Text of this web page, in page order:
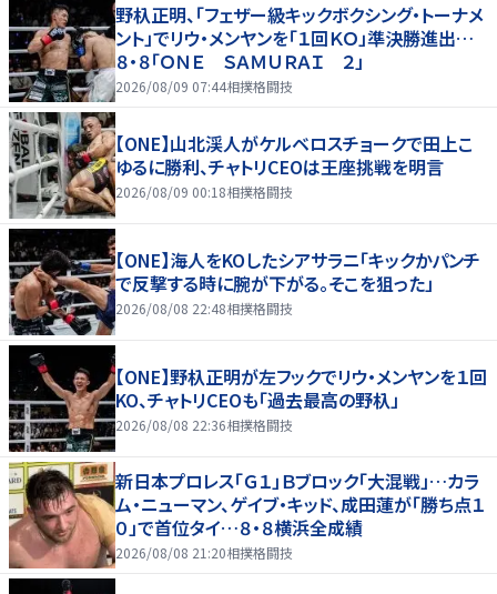
野杁正明、「フェザー級キックボクシング・トーナメ
ント」でリウ・メンヤンを「１回ＫＯ」準決勝進出…
８・８「ＯＮＥ ＳＡＭＵＲＡＩ ２」
2026/08/09 07:44相撲格闘技
【ONE】山北渓人がケルベロスチョークで田上こ
ゆるに勝利、チャトリCEOは王座挑戦を明言
2026/08/09 00:18相撲格闘技
【ONE】海人をKOしたシアサラニ「キックかパンチ
で反撃する時に腕が下がる。そこを狙った」
2026/08/08 22:48相撲格闘技
【ONE】野杁正明が左フックでリウ・メンヤンを１回
KO、チャトリCEOも「過去最高の野杁」
2026/08/08 22:36相撲格闘技
新日本プロレス「Ｇ１」Ｂブロック「大混戦」…カラ
ム・ニューマン、ゲイブ・キッド、成田蓮が「勝ち点１
０」で首位タイ…８・８横浜全成績
2026/08/08 21:20相撲格闘技